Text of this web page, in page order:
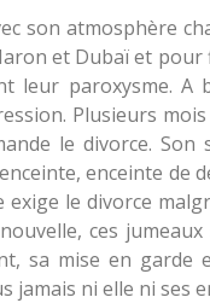
son atmosphère
et Dubaï et pour
leur paroxysme. A
Plusieurs
le divorce.
enceinte de
le divorce
ces
sa mise en garde
jamais ni elle ni ses